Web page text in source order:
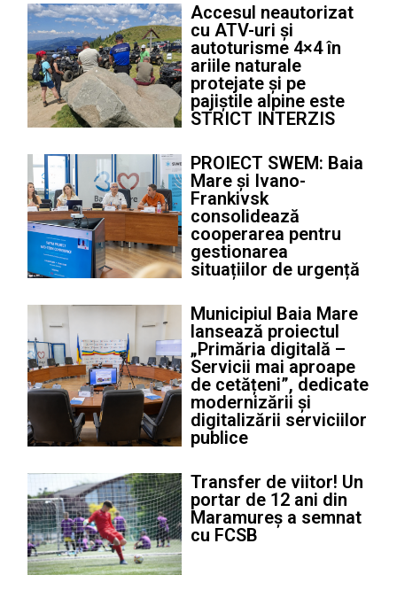
Accesul neautorizat
cu ATV-uri și
autoturisme 4×4 în
ariile naturale
protejate și pe
pajiștile alpine este
STRICT INTERZIS
PROIECT SWEM: Baia
Mare și Ivano-
Frankivsk
consolidează
cooperarea pentru
gestionarea
situațiilor de urgență
Municipiul Baia Mare
lansează proiectul
„Primăria digitală –
Servicii mai aproape
de cetățeni”, dedicate
modernizării și
digitalizării serviciilor
publice
Transfer de viitor! Un
portar de 12 ani din
Maramureș a semnat
cu FCSB